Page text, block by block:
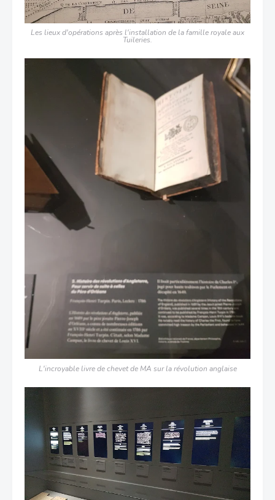
Les lieux d'opérations après l'installation de la famille royale aux
Tuileries.
L'incroyable livre de chevet de MA sur la révolution anglaise